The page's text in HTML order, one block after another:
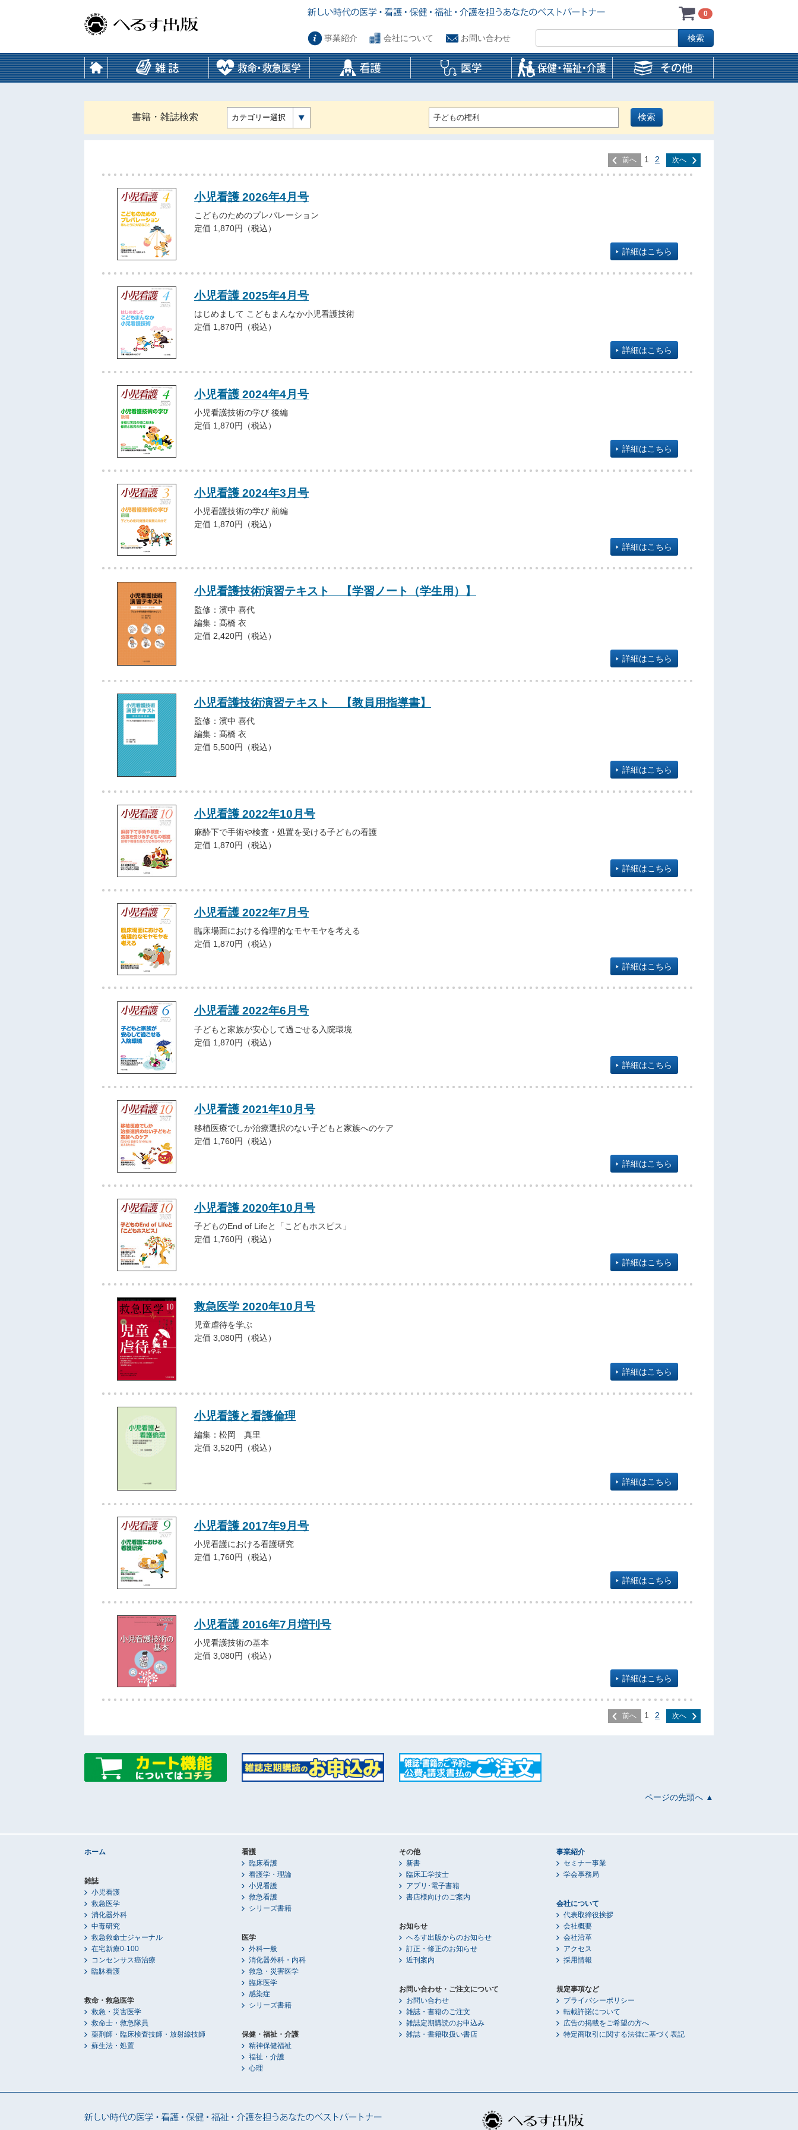
0
事業紹介 会社について お問い合わせ
書籍・雑誌検索 カテゴリー選択
前へ 1 2 次へ
小児看護 2026年4月号
こどものためのプレパレーション
定価 1,870円（税込）
詳細はこちら
小児看護 2025年4月号
はじめまして こどもまんなか小児看護技術
定価 1,870円（税込）
詳細はこちら
小児看護 2024年4月号
小児看護技術の学び 後編
定価 1,870円（税込）
詳細はこちら
小児看護 2024年3月号
小児看護技術の学び 前編
定価 1,870円（税込）
詳細はこちら
小児看護技術演習テキスト 【学習ノート（学生用）】
監修：濱中 喜代
編集：髙橋 衣
定価 2,420円（税込）
詳細はこちら
小児看護技術演習テキスト 【教員用指導書】
監修：濱中 喜代
編集：髙橋 衣
定価 5,500円（税込）
詳細はこちら
小児看護 2022年10月号
麻酔下で手術や検査・処置を受ける子どもの看護
定価 1,870円（税込）
詳細はこちら
小児看護 2022年7月号
臨床場面における倫理的なモヤモヤを考える
定価 1,870円（税込）
詳細はこちら
小児看護 2022年6月号
子どもと家族が安心して過ごせる入院環境
定価 1,870円（税込）
詳細はこちら
小児看護 2021年10月号
移植医療でしか治療選択のない子どもと家族へのケア
定価 1,760円（税込）
詳細はこちら
小児看護 2020年10月号
子どものEnd of Lifeと「こどもホスピス」
定価 1,760円（税込）
詳細はこちら
救急医学 2020年10月号
児童虐待を学ぶ
定価 3,080円（税込）
詳細はこちら
小児看護と看護倫理
編集：松岡 真里
定価 3,520円（税込）
詳細はこちら
小児看護 2017年9月号
小児看護における看護研究
定価 1,760円（税込）
詳細はこちら
小児看護 2016年7月増刊号
小児看護技術の基本
定価 3,080円（税込）
詳細はこちら
前へ 1 2 次へ
ページの先頭へ ▲
ホーム
雑誌
小児看護
救急医学
消化器外科
中毒研究
救急救命士ジャーナル
在宅新療0-100
コンセンサス癌治療
臨牀看護
救命・救急医学
救急・災害医学
救命士・救急隊員
薬剤師・臨床検査技師・放射線技師
蘇生法・処置
看護
臨床看護
看護学・理論
小児看護
救急看護
シリーズ書籍
医学
外科一般
消化器外科・内科
救急・災害医学
臨床医学
感染症
シリーズ書籍
保健・福祉・介護
精神保健福祉
福祉・介護
心理
その他
新書
臨床工学技士
アプリ･電子書籍
書店様向けのご案内
お知らせ
へるす出版からのお知らせ
訂正・修正のお知らせ
近刊案内
お問い合わせ・ご注文について
お問い合わせ
雑誌・書籍のご注文
雑誌定期購読のお申込み
雑誌・書籍取扱い書店
事業紹介
セミナー事業
学会事務局
会社について
代表取締役挨拶
会社概要
会社沿革
アクセス
採用情報
規定事項など
プライバシーポリシー
転載許諾について
広告の掲載をご希望の方へ
特定商取引に関する法律に基づく表記